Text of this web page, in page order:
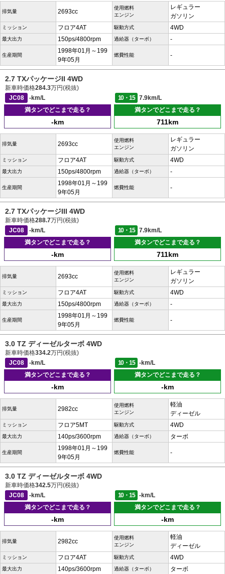
排気量 2693cc
使用燃料
エンジン
レギュラー
ガソリン
ミッション フロア4AT 駆動方式 4WD
最大出力 150ps/4800rpm 過給器（ターボ） -
生産期間
1998年01月～199
9年05月
燃費性能 -
2.7 TXパッケージII 4WD
新車時価格284.3万円(税抜)
JC08
-km/L 10・15
7.9km/L
満タンでどこまで走る？
-km
満タンでどこまで走る？
711km
排気量 2693cc
使用燃料
エンジン
レギュラー
ガソリン
ミッション フロア4AT 駆動方式 4WD
最大出力 150ps/4800rpm 過給器（ターボ） -
生産期間
1998年01月～199
9年05月
燃費性能 -
2.7 TXパッケージIII 4WD
新車時価格288.7万円(税抜)
JC08
-km/L 10・15
7.9km/L
満タンでどこまで走る？
-km
満タンでどこまで走る？
711km
排気量 2693cc
使用燃料
エンジン
レギュラー
ガソリン
ミッション フロア4AT 駆動方式 4WD
最大出力 150ps/4800rpm 過給器（ターボ） -
生産期間
1998年01月～199
9年05月
燃費性能 -
3.0 TZ ディーゼルターボ 4WD
新車時価格334.2万円(税抜)
JC08
-km/L 10・15
-km/L
満タンでどこまで走る？
-km
満タンでどこまで走る？
-km
排気量 2982cc
使用燃料
エンジン
軽油
ディーゼル
ミッション フロア5MT 駆動方式 4WD
最大出力 140ps/3600rpm 過給器（ターボ） ターボ
生産期間
1998年01月～199
9年05月
燃費性能 -
3.0 TZ ディーゼルターボ 4WD
新車時価格342.5万円(税抜)
JC08
-km/L 10・15
-km/L
満タンでどこまで走る？
-km
満タンでどこまで走る？
-km
排気量 2982cc
使用燃料
エンジン
軽油
ディーゼル
ミッション フロア4AT 駆動方式 4WD
最大出力 140ps/3600rpm 過給器（ターボ） ターボ